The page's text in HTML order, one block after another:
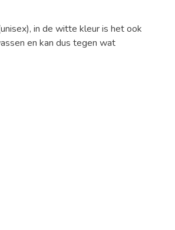
in de witte kleur is het ook
en kan dus tegen wat